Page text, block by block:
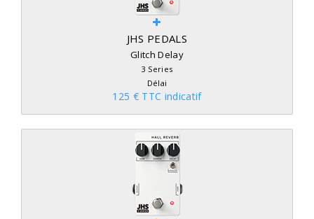
JHS PEDALS
Glitch Delay
3 Series
Délai
125 € TTC indicatif